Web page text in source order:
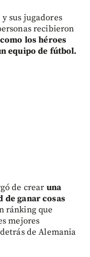
sus jugadores
recibieron
como los héroes
equipo de fútbol.
de crear una
de ganar cosas
ránking que
mejores
de Alemania